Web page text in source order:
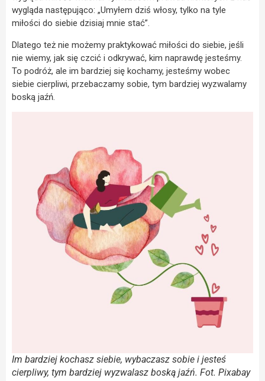
wygląda następująco: „Umyłem dziś włosy, tylko na tyle
miłości do siebie dzisiaj mnie stać”.
Dlatego też nie możemy praktykować miłości do siebie, jeśli
nie wiemy, jak się czcić i odkrywać, kim naprawdę jesteśmy.
To podróż, ale im bardziej się kochamy, jesteśmy wobec
siebie cierpliwi, przebaczamy sobie, tym bardziej wyzwalamy
boską jaźń.
Im bardziej kochasz siebie, wybaczasz sobie i jesteś
cierpliwy, tym bardziej wyzwalasz boską jaźń. Fot. Pixabay